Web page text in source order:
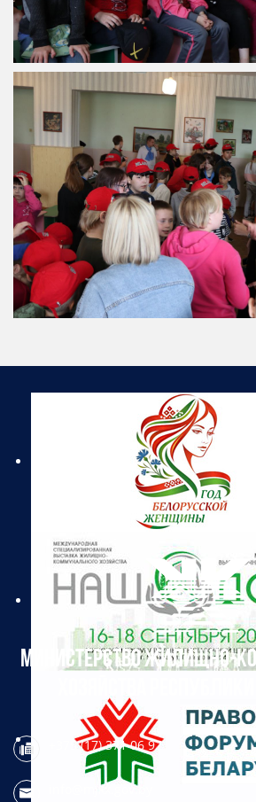
МИНИСТЕРСТВО ЖИЛИЩНО-
ХОЗЯЙСТВА
+375 (17) 371 06 97
info@mjkx.gov.by